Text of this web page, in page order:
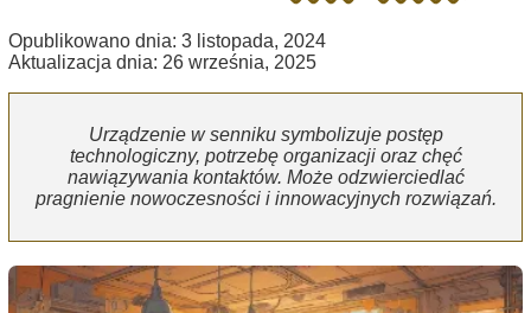
Opublikowano dnia: 3 listopada, 2024
Aktualizacja dnia: 26 września, 2025
Urządzenie w senniku symbolizuje postęp
technologiczny, potrzebę organizacji oraz chęć
nawiązywania kontaktów. Może odzwierciedlać
pragnienie nowoczesności i innowacyjnych rozwiązań.